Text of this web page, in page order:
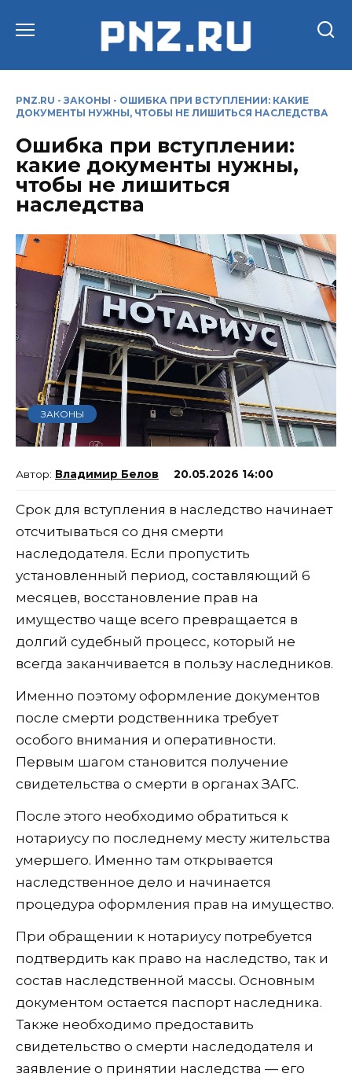
PNZ.RU - ЗАКОНЫ - ОШИБКА ПРИ ВСТУПЛЕНИИ: КАКИЕ
ДОКУМЕНТЫ НУЖНЫ, ЧТОБЫ НЕ ЛИШИТЬСЯ НАСЛЕДСТВА
Ошибка при вступлении:
какие документы нужны,
чтобы не лишиться
наследства
ЗАКОНЫ
Владимир Белов 20.05.2026 14:00
Срок для вступления в наследство начинает
отсчитываться со дня смерти
наследодателя. Если пропустить
установленный период, составляющий 6
месяцев, восстановление прав на
имущество чаще всего превращается в
долгий судебный процесс, который не
всегда заканчивается в пользу наследников.
Именно поэтому оформление документов
после смерти родственника требует
особого внимания и оперативности.
Первым шагом становится получение
свидетельства о смерти в органах ЗАГС.
После этого необходимо обратиться к
нотариусу по последнему месту жительства
умершего. Именно там открывается
наследственное дело и начинается
процедура оформления прав на имущество.
При обращении к нотариусу потребуется
подтвердить как право на наследство, так и
состав наследственной массы. Основным
документом остается паспорт наследника.
Также необходимо предоставить
свидетельство о смерти наследодателя и
заявление о принятии наследства — его